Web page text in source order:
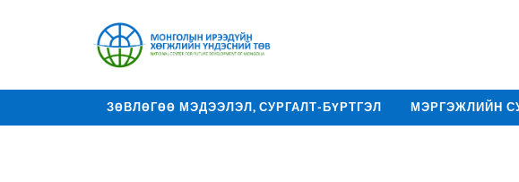
ЗӨВЛӨГӨӨ МЭДЭЭЛЭЛ, СУРГАЛТ-БҮРТГЭЛ МЭРГЭЖЛИЙН